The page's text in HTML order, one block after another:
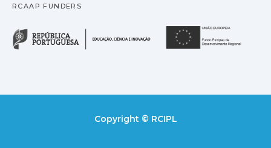
RCAAP FUNDERS
República Portuguesa
Copyright © RCIPL